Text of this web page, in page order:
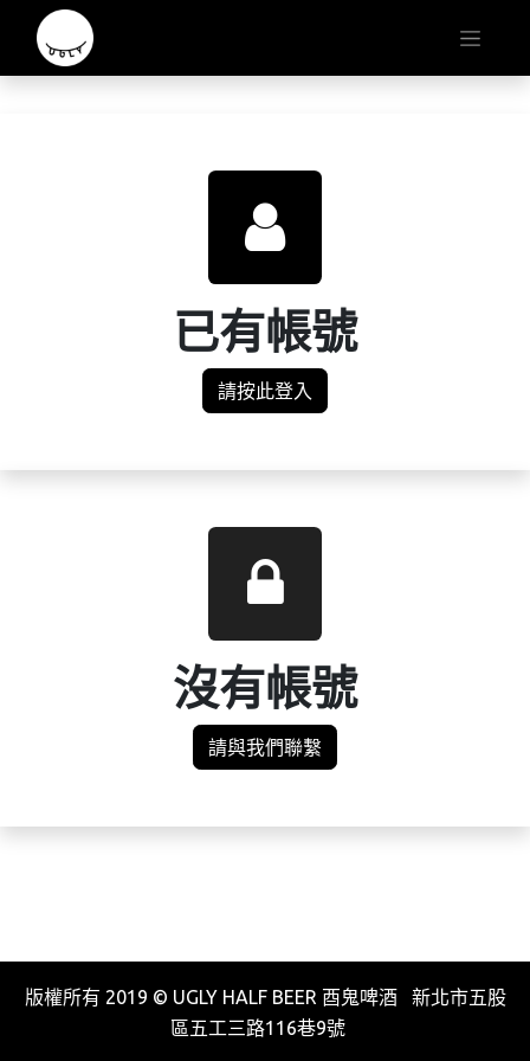
已有帳號
請按此登入
沒有帳號
請與我們聯繫
版權所有 2019 © UGLY HALF BEER 酉鬼啤酒 新北市五股
區五工三路116巷9號